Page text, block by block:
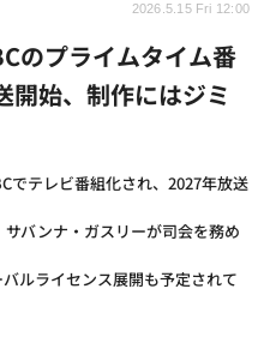
のプライムタイム番
始、制作にはジミ
でテレビ番組化され、2027年放送
バンナ・ガスリーが司会を務め
ルライセンス展開も予定されて
2026.5.15 Fri 12:00